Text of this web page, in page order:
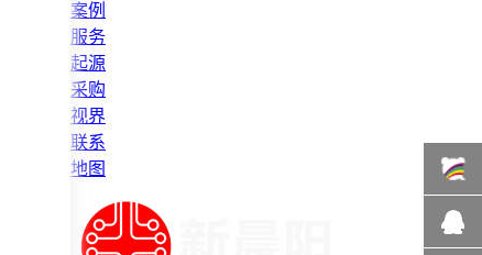
案例
服务
起源
采购
视界
联系
地图
百度商